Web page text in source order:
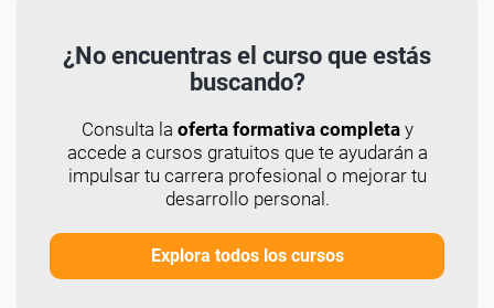
¿No encuentras el curso que estás
buscando?
Consulta la oferta formativa completay
accede a cursos gratuitos que te ayudarán a
impulsar tu carrera profesional o mejorar tu
desarrollo personal.
Explora todos los cursos